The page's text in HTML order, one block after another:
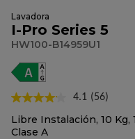
Lavadora
I-Pro Series 5
HW100-B14959U1
4.1 Lea
56
reseñas.
(56)
Libre Instalación, 10
Clase A